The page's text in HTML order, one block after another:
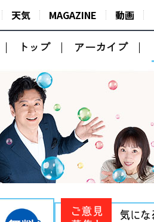
天気 MAGAZINE 動画
トップ アーカイブ